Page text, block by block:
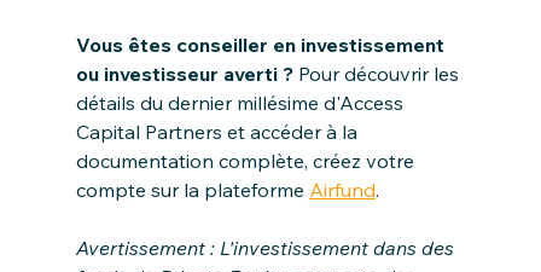
Vous êtes conseiller en investissement
ou investisseur averti ? Pour découvrir les
détails du dernier millésime d'Access
Capital Partners et accéder à la
documentation complète, créez votre
compte sur la plateforme Airfund.
Avertissement : L'investissement dans des